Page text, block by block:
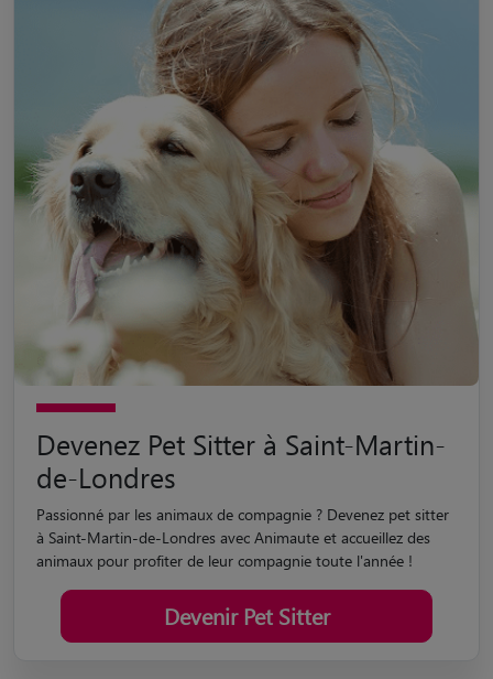
Devenez Pet Sitter à Saint-Martin-
de-Londres
Passionné par les animaux de compagnie ? Devenez pet sitter
à Saint-Martin-de-Londres avec Animaute et accueillez des
animaux pour profiter de leur compagnie toute l'année !
Devenir Pet Sitter